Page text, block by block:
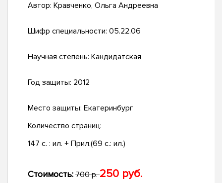
Автор: Кравченко, Ольга Андреевна
Шифр специальности: 05.22.06
Научная степень: Кандидатская
Год защиты: 2012
Место защиты: Екатеринбург
Количество страниц:
147 с. : ил. + Прил.(69 с.: ил.)
Стоимость: 700 р.250 руб.